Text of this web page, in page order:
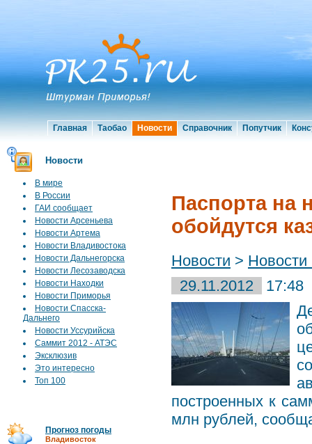
Главная Таобао Новости Справочник Попутчик
Новости
В мире
В России
ГАИ сообщает
Новости Арсеньева
Новости Артема
Новости Владивостока
Новости Дальнегорска
Новости Лесозаводска
Новости Находки
Новости Приморья
Новости Спасска-
Дальнего
Новости Уссурийска
Саммит 2012 - АТЭС
Эксклюзив
Это интересно
Топ 100
Прогноз погоды
Владивосток
Паспорта на
обойдутся
Новости >
29.11.2012
17:48
построенных к
млн рублей,